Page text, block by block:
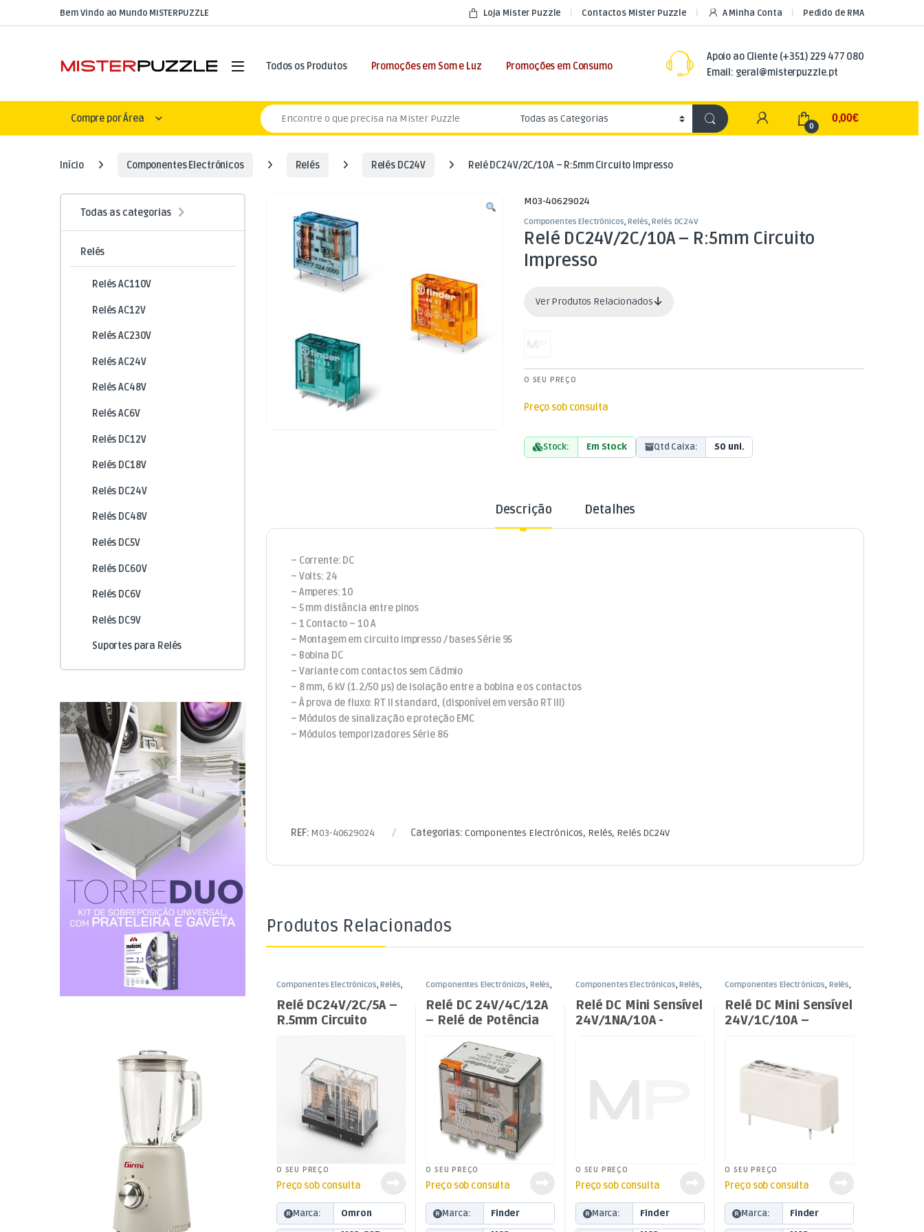
Skip to navigation
Skip to contentBem Vindo ao Mundo MISTERPUZZLE Loja Mister Puzzle Contactos Mister Puzzle A Minha Conta Pedido de RMA
Open Todos os Produtos Promoções em Som e Luz Promoções em Consumo
Apoio ao Cliente(+351) 229 477 080
Email: geral@misterpuzzle.pt
Compre por Área
Search for:
My Account
0
0,00€
Início Componentes Electrónicos Relés Relés DC24V Relé DC24V/2C/10A – R:5mm Circuito Impresso
M03-40629024
Componentes Electrónicos,Relés,Relés DC24V
Relé DC24V/2C/10A – R:5mm Circuito
Impresso
Ver Produtos Relacionados
O SEU PREÇO
Preço sob consulta
Stock: Em Stock Qtd Caixa: 50 uni.
Descrição Detalhes
– Corrente: DC
– Volts: 24
– Amperes: 10
– 5 mm distância entre pinos
– 1 Contacto – 10 A
– Montagem em circuito impresso / bases Série 95
– Bobina DC
– Variante com contactos sem Cádmio
– 8 mm, 6 kV (1.2/50 µs) de isolação entre a bobina e os contactos
– À prova de fluxo: RT II standard, (disponível em versão RT III)
– Módulos de sinalização e proteção EMC
– Módulos temporizadores Série 86
REF: M03-40629024 Categorias: Componentes Electrónicos, Relés, Relés DC24V
Produtos Relacionados
Componentes Electrónicos,Relés,
Relés DC24V
Relé DC24V/2C/5A –
R.5mm Circuito
O SEU PREÇO
Preço sob consulta
Marca: Omron
Componentes Electrónicos, Relés,
Relés DC24V
Relé DC 24V/4C/12A
– Relé de Potência
O SEU PREÇO
Preço sob consulta
Marca: Finder
Componentes Electrónicos,Relés,
Relés DC24V
Relé DC Mini Sensível
24V/1NA/10A -
O SEU PREÇO
Preço sob consulta
Marca: Finder
Componentes Electrónicos, Relés,
Relés DC24V
Relé DC Mini Sensível
24V/1C/10A –
O SEU PREÇO
Preço sob consulta
Marca: Finder
Todas as categorias
Relés
Relés AC110V
Relés AC12V
Relés AC230V
Relés AC24V
Relés AC48V
Relés AC6V
Relés DC12V
Relés DC18V
Relés DC24V
Relés DC48V
Relés DC5V
Relés DC60V
Relés DC6V
Relés DC9V
Suportes para Relés